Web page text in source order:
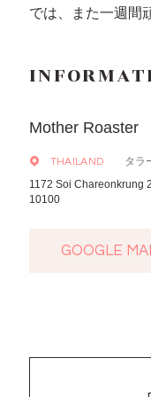
では、また一週間
Mother Roaster
THAILAND
タラ
1172 Soi Chareonkrung
10100
GOOGLE
GOOGLE